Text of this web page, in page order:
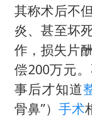
其称术后不
炎、甚至坏
作，损失片
偿200万元
事后才知道
骨鼻”） 手术